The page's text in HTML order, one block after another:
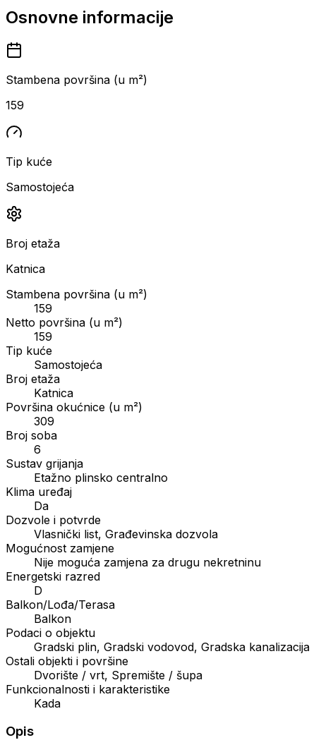
Osnovne informacije
Stambena površina (u m²)
159
Tip kuće
Samostojeća
Broj etaža
Katnica
Stambena površina (u m²)
159
Netto površina (u m²)
159
Tip kuće
Samostojeća
Broj etaža
Katnica
Površina okućnice (u m²)
309
Broj soba
6
Sustav grijanja
Etažno plinsko centralno
Klima uređaj
Da
Dozvole i potvrde
Vlasnički list, Građevinska dozvola
Mogućnost zamjene
Nije moguća zamjena za drugu nekretninu
Energetski razred
D
Balkon/Lođa/Terasa
Balkon
Podaci o objektu
Gradski plin, Gradski vodovod, Gradska kanalizacija
Ostali objekti i površine
Dvorište / vrt, Spremište / šupa
Funkcionalnosti i karakteristike
Kada
Opis